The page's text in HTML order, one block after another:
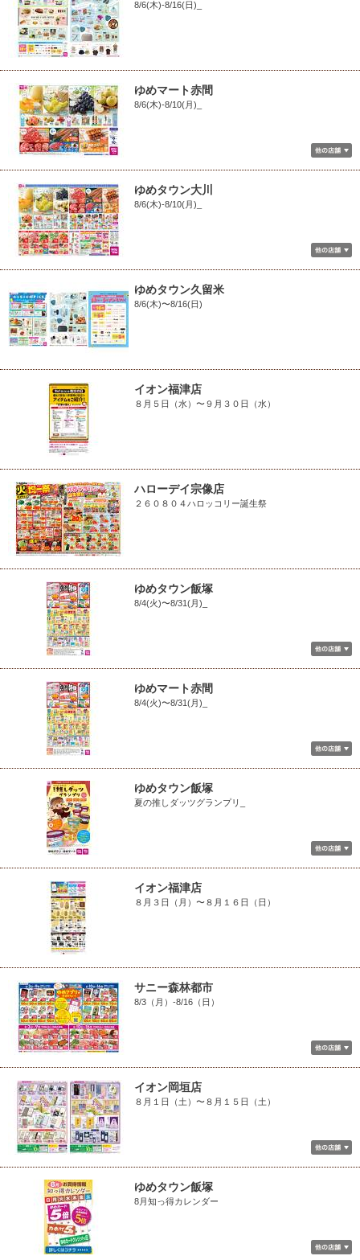
8/6(木)-8/16(日)_
ゆめマート赤間
8/6(木)-8/10(月)_
ゆめタウン大川
8/6(木)-8/10(月)_
ゆめタウン久留米
8/6(木)〜8/16(日)
イオン福津店
８月５日（水）〜９月３０日（水）
ハローデイ宗像店
２６０８０４ハロッコリー誕生祭
ゆめタウン飯塚
8/4(火)〜8/31(月)_
ゆめマート赤間
8/4(火)〜8/31(月)_
ゆめタウン飯塚
夏の推しダッツグランプリ_
イオン福津店
８月３日（月）〜８月１６日（日）
サニー森林都市
8/3（月）-8/16（日）
イオン岡垣店
８月１日（土）〜８月１５日（土）
ゆめタウン飯塚
8月知っ得カレンダー